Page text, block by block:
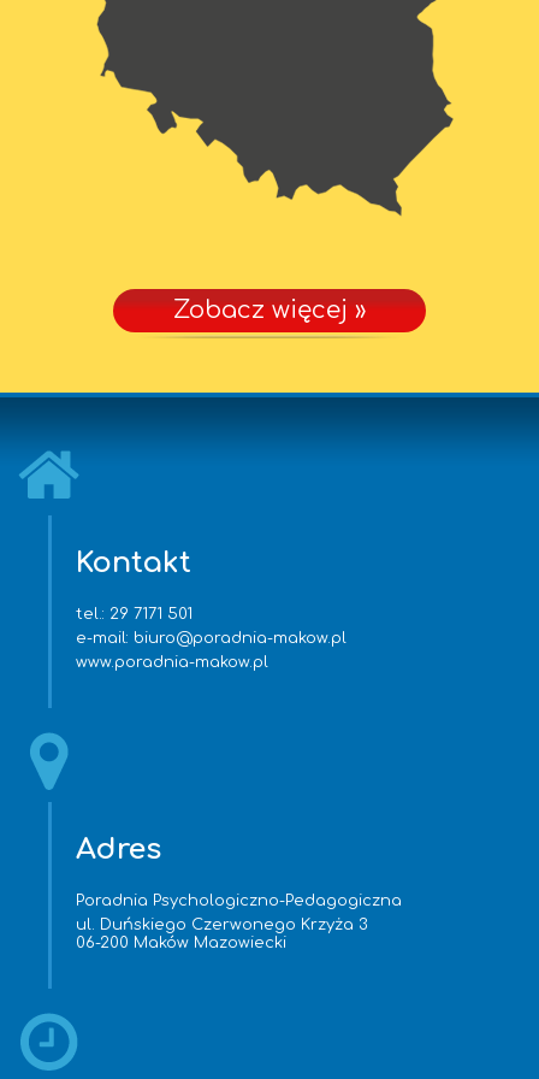
Zobacz więcej »
Kontakt
tel.: 29 7171 501
e-mail: biuro@poradnia-makow.pl
www.poradnia-makow.pl
Adres
Poradnia Psychologiczno-Pedagogiczna
ul. Duńskiego Czerwonego Krzyża 3
06-200 Maków Mazowiecki